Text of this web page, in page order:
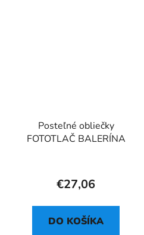
Posteľné obliečky
FOTOTLAČ BALERÍNA
€27,06
DO KOŠÍKA